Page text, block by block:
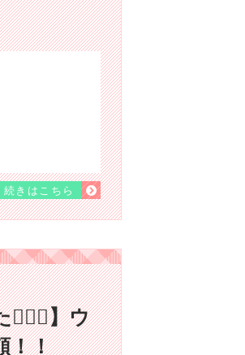
続きはこちら
】ウ
！！